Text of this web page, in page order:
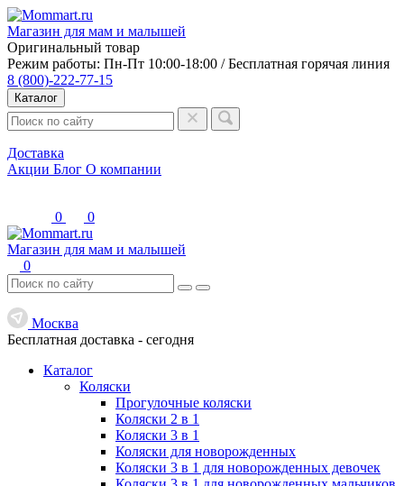
Магазин для мам и малышей
Оригинальный товар
Режим работы: Пн-Пт 10:00-18:00 / Бесплатная горячая линия
8 (800)-222-77-15
Каталог
Доставка
Акции Блог О компании
0 0
Магазин для мам и малышей
0
Москва
Бесплатная доставка - сегодня
Каталог
Коляски
Прогулочные коляски
Коляски 2 в 1
Коляски 3 в 1
Коляски для новорожденных
Коляски 3 в 1 для новорожденных девочек